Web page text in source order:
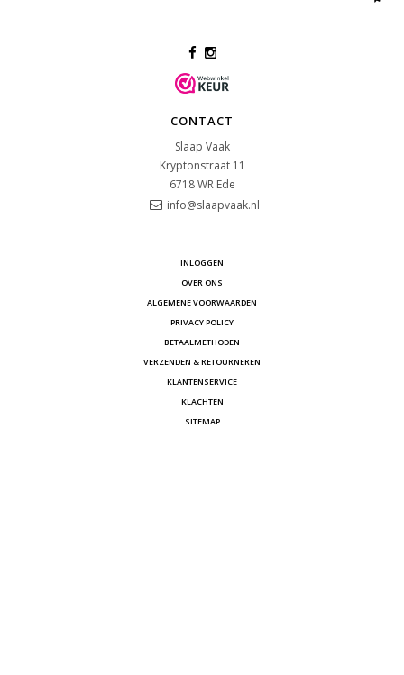
CONTACT
Slaap Vaak
Kryptonstraat 11
6718 WR Ede
info@slaapvaak.nl
INLOGGEN
OVER ONS
ALGEMENE VOORWAARDEN
PRIVACY POLICY
BETAALMETHODEN
VERZENDEN & RETOURNEREN
KLANTENSERVICE
KLACHTEN
SITEMAP